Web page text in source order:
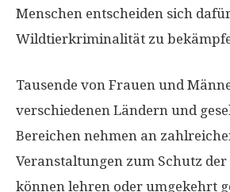
Menschen entscheiden sich
Wildtierkriminalität zu
Tausende von Frauen und
verschiedenen Ländern und
Bereichen nehmen an
Veranstaltungen zum Schutz der
können lehren oder umgekehrt